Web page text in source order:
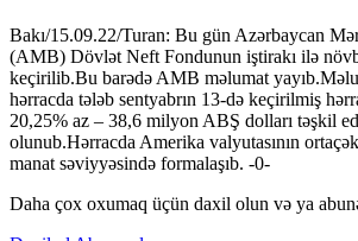
Bakı/15.09.22/Turan: Bu gün Azərbaycan
(AMB) Dövlət Neft Fondunun iştirakı ilə
keçirilib.Bu barədə AMB məlumat
hərracda tələb sentyabrın 13-də keçirilmiş
20,25% az – 38,6 milyon ABŞ dolları təşkil
olunub.Hərracda Amerika valyutasının
manat səviyyəsində formalaşıb. -0-
Daha çox oxumaq üçün daxil olun və ya